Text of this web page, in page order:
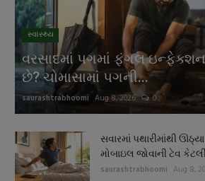
સ્વાસ્થ્ય
વરસાદમાં પગમાં ફંગલ
છે? ચોમાસામાં પગની...
saurashtrabhoomi Aug 8, 2026 0
સવારમાં પથારીમાંથી
મોબાઇલ જોવાની ટેવ
saurashtrabhoomi Aug 8,